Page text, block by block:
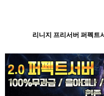
리니지 프리서버 퍼펙트